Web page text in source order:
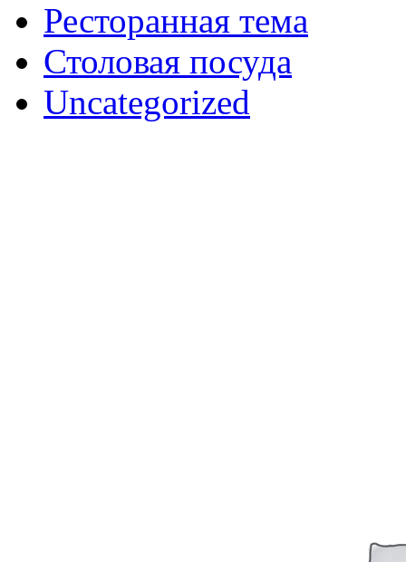
Ресторанная тема
Столовая посуда
Uncategorized